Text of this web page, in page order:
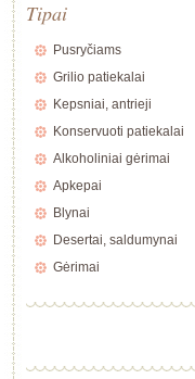
Tipai
Pusryčiams
Grilio patiekalai
Kepsniai, antrieji
Konservuoti patiekalai
Alkoholiniai gėrimai
Apkepai
Blynai
Desertai, saldumynai
Gėrimai